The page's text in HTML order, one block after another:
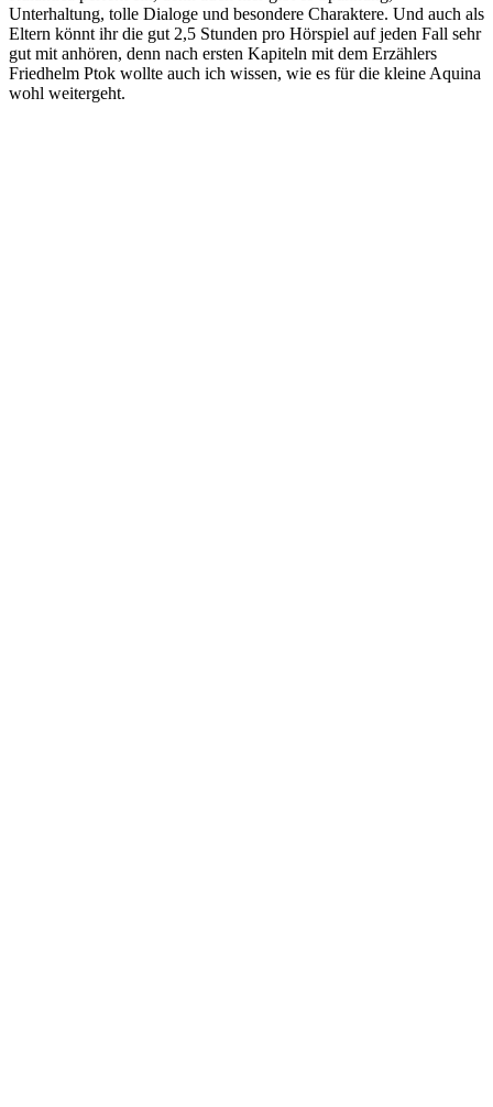
Unterhaltung, tolle Dialoge und besondere Charaktere. Und auch als
Eltern könnt ihr die gut 2,5 Stunden pro Hörspiel auf jeden Fall sehr
gut mit anhören, denn nach ersten Kapiteln mit dem Erzählers
Friedhelm Ptok wollte auch ich wissen, wie es für die kleine Aquina
wohl weitergeht.